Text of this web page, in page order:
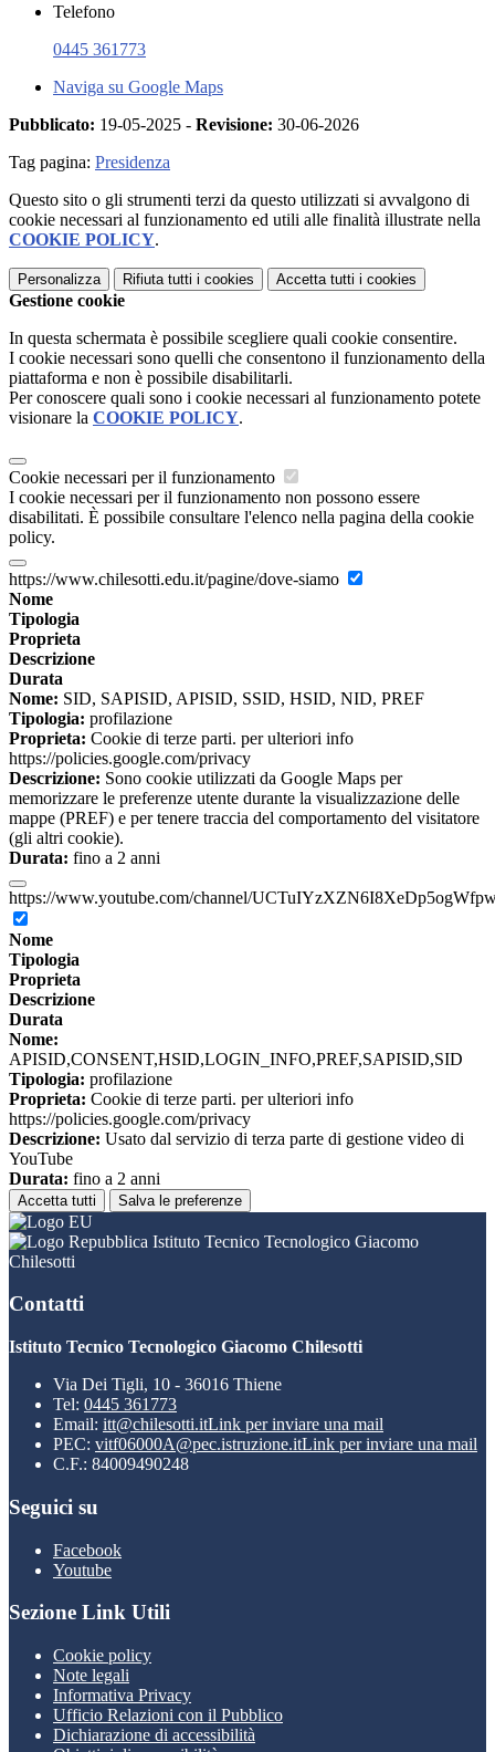
Telefono
0445 361773
Naviga su Google Maps
Pubblicato: 19-05-2025 - Revisione: 30-06-2026
Tag pagina: Presidenza
Questo sito o gli strumenti terzi da questo utilizzati si avvalgono di
cookie necessari al funzionamento ed utili alle finalità illustrate nella
COOKIE POLICY.
Personalizza Rifiuta tutti i cookies Accetta tutti i cookies
Gestione cookie
In questa schermata è possibile scegliere quali cookie consentire.
I cookie necessari sono quelli che consentono il funzionamento della
piattaforma e non è possibile disabilitarli.
Per conoscere quali sono i cookie necessari al funzionamento potete
visionare la COOKIE POLICY.
Cookie necessari per il funzionamento
I cookie necessari per il funzionamento non possono essere
disabilitati. È possibile consultare l'elenco nella pagina della cookie
policy.
https://www.chilesotti.edu.it/pagine/dove-siamo
Nome
Tipologia
Proprieta
Descrizione
Durata
Nome: SID, SAPISID, APISID, SSID, HSID, NID, PREF
Tipologia: profilazione
Proprieta: Cookie di terze parti. per ulteriori info
https://policies.google.com/privacy
Descrizione: Sono cookie utilizzati da Google Maps per
memorizzare le preferenze utente durante la visualizzazione delle
mappe (PREF) e per tenere traccia del comportamento del visitatore
(gli altri cookie).
Durata: fino a 2 anni
https://www.youtube.com/channel/
Nome
Tipologia
Proprieta
Descrizione
Durata
Nome:
APISID,CONSENT,HSID,LOGIN_INFO,PREF,SAPISID,SID
Tipologia: profilazione
Proprieta: Cookie di terze parti. per ulteriori info
https://policies.google.com/privacy
Descrizione: Usato dal servizio di terza parte di gestione video di
YouTube
Durata: fino a 2 anni
Accetta tutti Salva le preferenze
Istituto Tecnico Tecnologico Giacomo
Chilesotti
Contatti
Istituto Tecnico Tecnologico Giacomo Chilesotti
Via Dei Tigli, 10 - 36016 Thiene
Tel: 0445 361773
Email: itt@chilesotti.itLink per inviare una mail
PEC: vitf06000A@pec.istruzione.itLink per inviare una mail
C.F.: 84009490248
Seguici su
Facebook
Youtube
Sezione Link Utili
Cookie policy
Note legali
Informativa Privacy
Ufficio Relazioni con il Pubblico
Dichiarazione di accessibilità